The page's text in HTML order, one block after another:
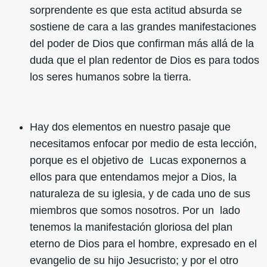
sorprendente es que esta actitud absurda se
sostiene de cara a las grandes manifestaciones
del poder de Dios que confirman más allá de la
duda que el plan redentor de Dios es para todos
los seres humanos sobre la tierra.
Hay dos elementos en nuestro pasaje que
necesitamos enfocar por medio de esta lección,
porque es el objetivo de Lucas exponernos a
ellos para que entendamos mejor a Dios, la
naturaleza de su iglesia, y de cada uno de sus
miembros que somos nosotros. Por un lado
tenemos la manifestación gloriosa del plan
eterno de Dios para el hombre, expresado en el
evangelio de su hijo Jesucristo; y por el otro